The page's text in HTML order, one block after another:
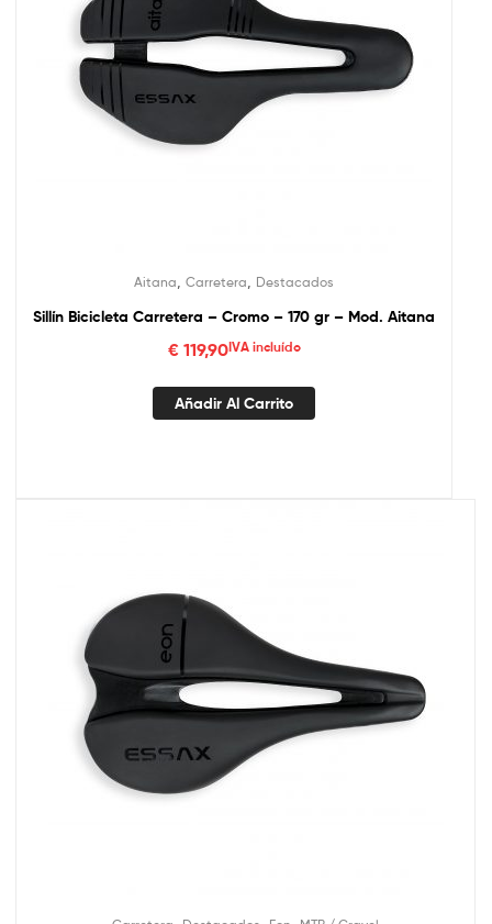
Aitana Carretera Destacados
Sillín Bicicleta Carretera – Cromo – 170 gr – Mod. Aitana
€119,90IVA incluído
Añadir Al Carrito